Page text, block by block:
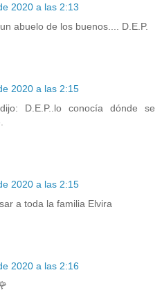
2020 a las 2:13
abuelo de los buenos.... D.E.P.
2020 a las 2:15
D.E.P..lo conocía dónde se
2020 a las 2:15
a toda la familia Elvira
2020 a las 2:16